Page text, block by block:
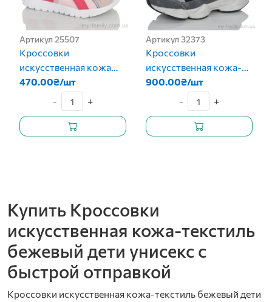
Артикул 25507
Кроссовки
искусственная кожа
розовый дети девочка
470.00₴/шт
-
+
Артикул 32373
Кроссовки
искусственная кожа-
искусственный нубук
серый дети мальчик
900.00₴/шт
-
+
Купить Кроссовки
искусственная кожа-текстиль
бежевый дети унисекс с
быстрой отправкой
Кроссовки искусственная кожа-текстиль бежевый дети